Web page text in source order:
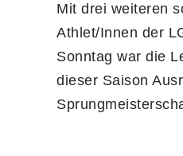
Mit drei weiteren
Athlet/Innen der
Sonntag war die
dieser Saison